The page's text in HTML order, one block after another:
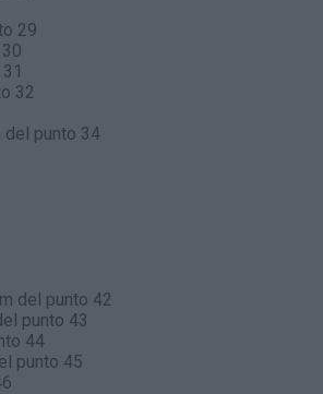
29
32
del punto 34
del punto 42
punto 43
44
punto 45